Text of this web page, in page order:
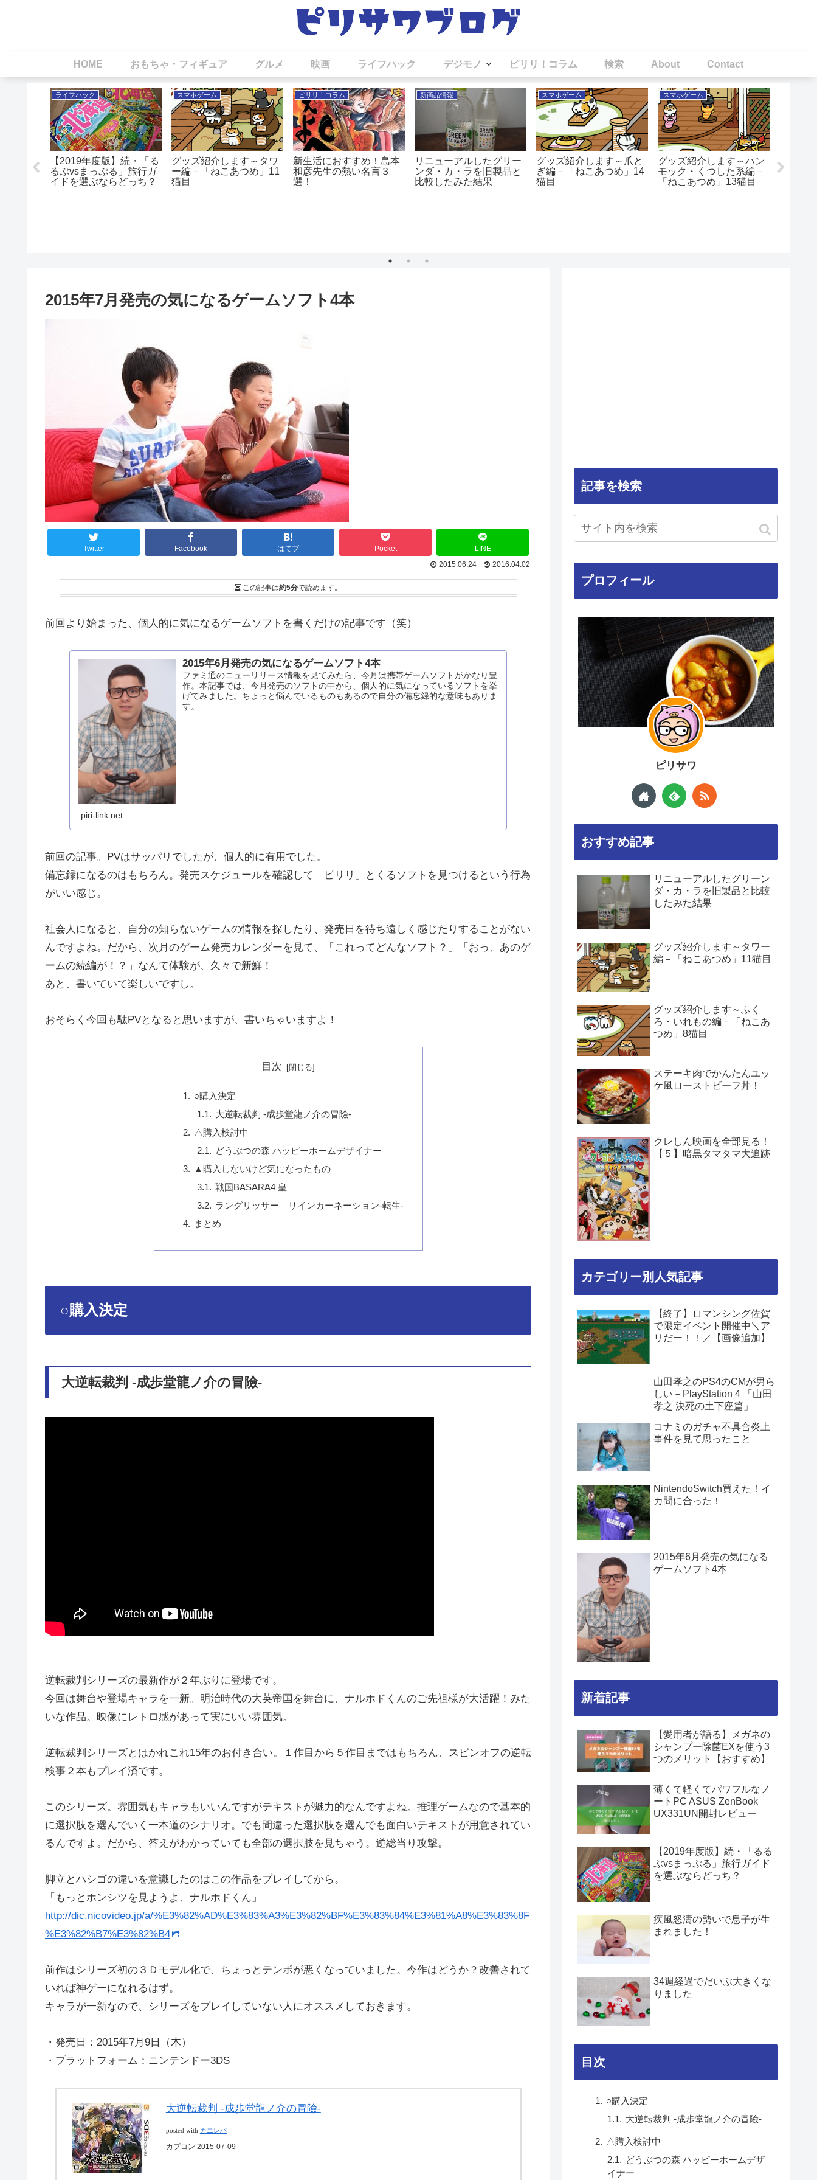
HOME おもちゃ・フィギュア グルメ 映画 ライフハック デジモノ ピリリ！コラム 検索 About Contact
ライフハック
【2019年度版】続・「る
るぶvsまっぷる」旅行ガ
イドを選ぶならどっち？
スマホゲーム
グッズ紹介します～タワ
ー編－「ねこあつめ」11
猫目
ピリリ！コラム
新生活におすすめ！島本
和彦先生の熱い名言３
選！
新商品情報
リニューアルしたグリー
ンダ・カ・ラを旧製品と
比較したみた結果
スマホゲーム
グッズ紹介します～爪と
ぎ編－「ねこあつめ」14
猫目
スマホゲーム
グッズ紹介します～ハン
モック・くつした系編－
「ねこあつめ」13猫目
グッズ
とん・
2015年7月発売の気になるゲームソフト4本
Twitter Facebook はてブ Pocket
LINE
2016.04.02
2015.06.24
この記事は約5分で読めます。
前回より始まった、個人的に気になるゲームソフトを書くだけの記事です（笑）
2015年6月発売の気になるゲームソフト4本
ファミ通のニューリリース情報を見てみたら、今月は携帯ゲームソフトがかなり豊
作。本記事では、今月発売のソフトの中から、個人的に気になっているソフトを挙
げてみました。ちょっと悩んでいるものもあるので自分の備忘録的な意味もありま
す。
piri-link.net
前回の記事。PVはサッパリでしたが、個人的に有用でした。
備忘録になるのはもちろん。発売スケジュールを確認して「ピリリ」とくるソフトを見つけるという行為
がいい感じ。
社会人になると、自分の知らないゲームの情報を探したり、発売日を待ち遠しく感じたりすることがない
んですよね。だから、次月のゲーム発売カレンダーを見て、「これってどんなソフト？」「おっ、あのゲ
ームの続編が！？」なんて体験が、久々で新鮮！
あと、書いていて楽しいですし。
おそらく今回も駄PVとなると思いますが、書いちゃいますよ！
目次
○購入決定
大逆転裁判 -成歩堂龍ノ介の冒險-
△購入検討中
どうぶつの森 ハッピーホームデザイナー
▲購入しないけど気になったもの
戦国BASARA4 皇
ラングリッサー リインカーネーション-転生-
まとめ
○購入決定
大逆転裁判 -成歩堂龍ノ介の冒險-
逆転裁判シリーズの最新作が２年ぶりに登場です。
今回は舞台や登場キャラを一新。明治時代の大英帝国を舞台に、ナルホドくんのご先祖様が大活躍！みた
いな作品。映像にレトロ感があって実にいい雰囲気。
逆転裁判シリーズとはかれこれ15年のお付き合い。１作目から５作目まではもちろん、スピンオフの逆転
検事２本もプレイ済です。
このシリーズ。雰囲気もキャラもいいんですがテキストが魅力的なんですよね。推理ゲームなので基本的
に選択肢を選んでいく一本道のシナリオ。でも間違った選択肢を選んでも面白いテキストが用意されてい
るんですよ。だから、答えがわかっていても全部の選択肢を見ちゃう。逆総当り攻撃。
脚立とハシゴの違いを意識したのはこの作品をプレイしてから。
「もっとホンシツを見ようよ、ナルホドくん」
http://dic.nicovideo.jp/a/%E3%82%AD%E3%83%A3%E3%82%BF%E3%83%84%E3%81%A8%E3%83%8F
%E3%82%B7%E3%82%B4
前作はシリーズ初の３Ｄモデル化で、ちょっとテンポが悪くなっていました。今作はどうか？改善されて
いれば神ゲーになれるはず。
キャラが一新なので、シリーズをプレイしていない人にオススメしておきます。
・発売日：2015年7月9日（木）
・プラットフォーム：ニンテンドー3DS
大逆転裁判 -成歩堂龍ノ介の冒險-
posted with カエレバ
カプコン 2015-07-09
記事を検索
プロフィール
ピリサワ
おすすめ記事
リニューアルしたグリーン
ダ・カ・ラを旧製品と比較
したみた結果
グッズ紹介します～タワー
編－「ねこあつめ」11猫目
グッズ紹介します～ふく
ろ・いれもの編－「ねこあ
つめ」8猫目
ステーキ肉でかんたんユッ
ケ風ローストビーフ丼！
クレしん映画を全部見る！
【５】暗黒タマタマ大追跡
カテゴリー別人気記事
【終了】ロマンシング佐賀
で限定イベント開催中＼ア
リだー！！／【画像追加】
山田孝之のPS4のCMが男ら
しい－PlayStation 4 「山田
孝之 決死の土下座篇」
コナミのガチャ不具合炎上
事件を見て思ったこと
NintendoSwitch買えた！イ
カ間に合った！
2015年6月発売の気になる
ゲームソフト4本
新着記事
【愛用者が語る】メガネの
シャンプー除菌EXを使う3
つのメリット【おすすめ】
薄くて軽くてパワフルなノ
ートPC ASUS ZenBook
UX331UN開封レビュー
【2019年度版】続・「るる
ぶvsまっぷる」旅行ガイド
を選ぶならどっち？
疾風怒濤の勢いで息子が生
まれました！
34週経過でだいぶ大きくな
りました
目次
○購入決定
大逆転裁判 -成歩堂龍ノ介の冒險-
△購入検討中
どうぶつの森 ハッピーホームデザ
イナー